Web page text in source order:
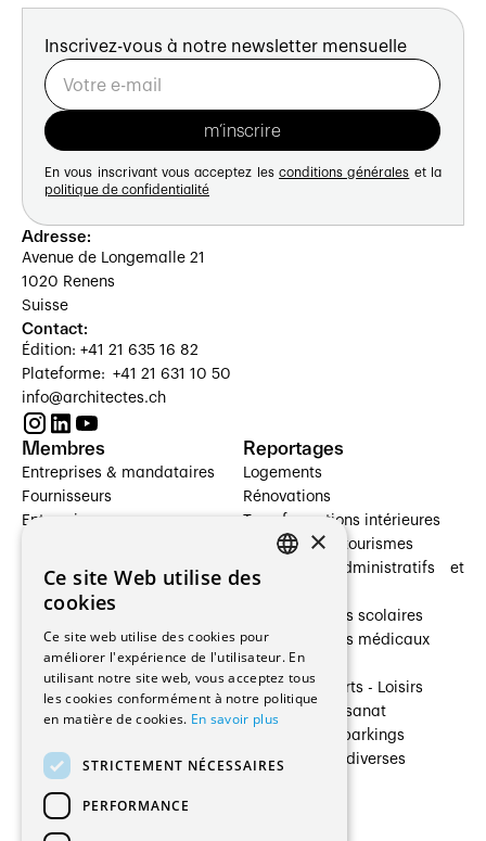
Inscrivez-vous à notre newsletter mensuelle
En vous inscrivant vous acceptez les conditions générales et la
politique de confidentialité
Adresse:
Avenue de Longemalle 21
1020 Renens
Suisse
Contact:
Édition: +41 21 635 16 82
Plateforme: +41 21 631 10 50
info@architectes.ch
Membres
Entreprises & mandataires
Fournisseurs
Entreprises
Architectes paysagistes
Architectes d'intérieur
Entreprises générales
Ingénieurs et mandataires
Fabricants / Fournisseurs
Régies immobilières
Gestion PPE
Reportages
Logements
Rénovations
Transformations intérieures
Hôtelleries et tourismes
Bâtiments administratifs et
Établissements scolaires
Établissements médicaux
Villas
Cultures - Sports - Loisirs
Industrie - Artisanat
Transports et parkings
Constructions diverses
×
Ce site Web utilise des
cookies
Ce site web utilise des cookies pour
améliorer l'expérience de l'utilisateur. En
utilisant notre site web, vous acceptez tous
les cookies conformément à notre politique
en matière de cookies. En savoir plus
STRICTEMENT NÉCESSAIRES
PERFORMANCE